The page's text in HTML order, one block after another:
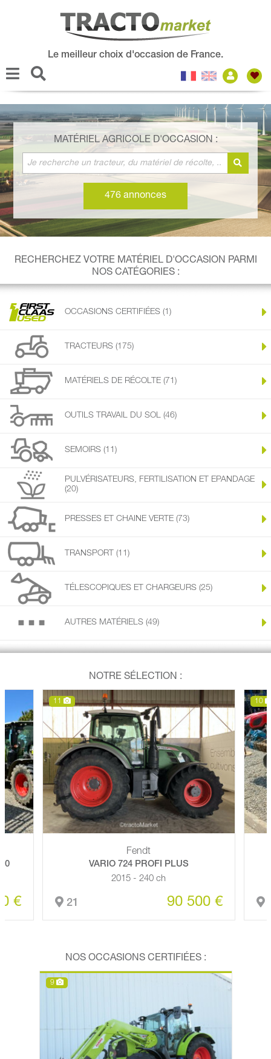
Le meilleur choix d'occasion de France.
MATÉRIEL AGRICOLE D'OCCASION :
476 annonces
RECHERCHEZ VOTRE MATÉRIEL D'OCCASION PARMI
NOS CATÉGORIES :
OCCASIONS CERTIFIÉES (1)
TRACTEURS (175)
MATÉRIELS DE RÉCOLTE (71)
OUTILS TRAVAIL DU SOL (46)
SEMOIRS (11)
PULVÉRISATEURS, FERTILISATION ET EPANDAGE
(20)
PRESSES ET CHAINE VERTE (73)
TRANSPORT (11)
TÉLESCOPIQUES ET CHARGEURS (25)
AUTRES MATÉRIELS (49)
NOTRE SÉLECTION :
€
11
Fendt
VARIO 724 PROFI PLUS
2015 - 240 ch
21 90 500 €
10
NOS OCCASIONS CERTIFIÉES :
9